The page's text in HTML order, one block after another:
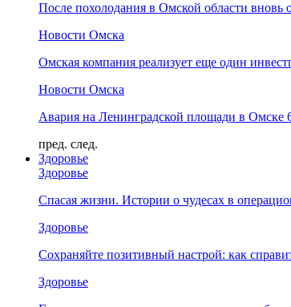
После похолодания в Омской области вновь
Новости Омска
Омская компания реализует еще один
Новости Омска
Авария на Ленинградской площади в Омске
пред. след.
Здоровье
Здоровье
Спасая жизни. Истории о чудесах в
Здоровье
Сохраняйте позитивный настрой: как
Здоровье